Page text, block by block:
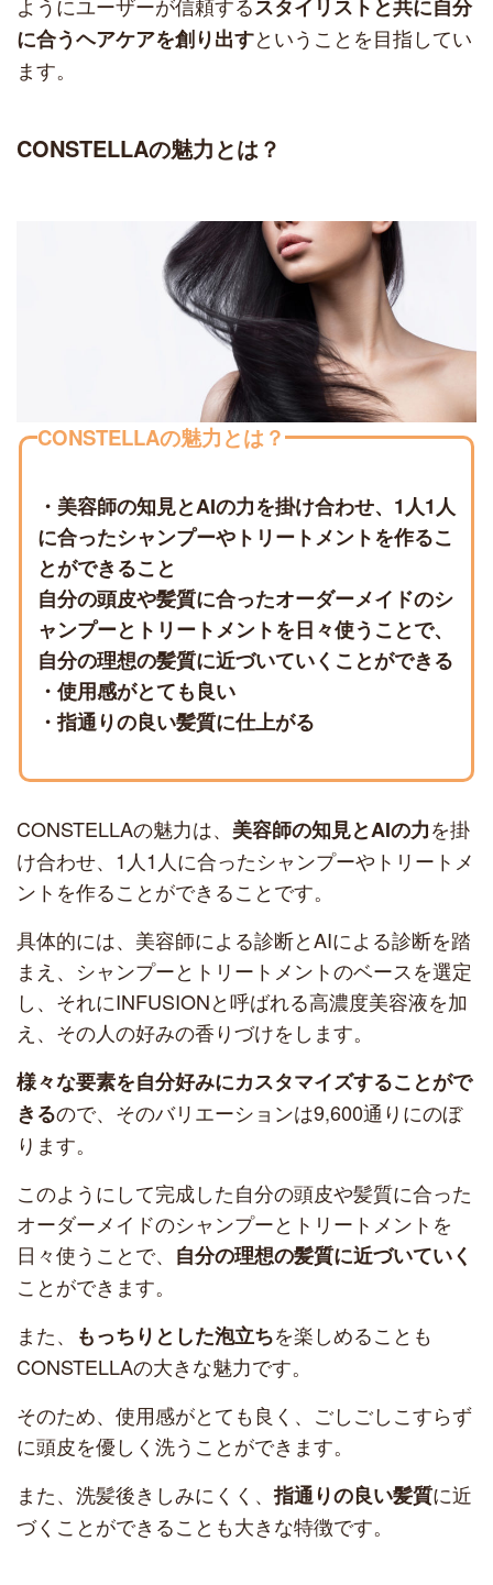
ようにユーザーが信頼するスタイリストと共に自分
に合うヘアケアを創り出すということを目指してい
ます。
CONSTELLAの魅力とは？
CONSTELLAの魅力とは？
・美容師の知見とAIの力を掛け合わせ、1人1人
に合ったシャンプーやトリートメントを作るこ
とができること
自分の頭皮や髪質に合ったオーダーメイドのシ
ャンプーとトリートメントを日々使うことで、
自分の理想の髪質に近づいていくことができる
・使用感がとても良い
・指通りの良い髪質に仕上がる
CONSTELLAの魅力は、 美容師の知見とAIの力を掛
け合わせ、1人1人に合ったシャンプーやトリートメ
ントを作ることができることです。
具体的には、美容師による診断とAIによる診断を踏
まえ、シャンプーとトリートメントのベースを選定
し、それにINFUSIONと呼ばれる高濃度美容液を加
え、その人の好みの香りづけをします。
様々な要素を自分好みにカスタマイズすることがで
きるので、そのバリエーションは9,600通りにのぼ
ります。
このようにして完成した自分の頭皮や髪質に合った
オーダーメイドのシャンプーとトリートメントを
日々使うことで、 自分の理想の髪質に近づいていく
ことができます。
また、
もっちりとした泡立ちを楽しめることも
CONSTELLAの大きな魅力です。
そのため、使用感がとても良く、ごしごしこすらず
に頭皮を優しく洗うことができます。
また、洗髪後きしみにくく、指通りの良い髪質に近
づくことができることも大きな特徴です。